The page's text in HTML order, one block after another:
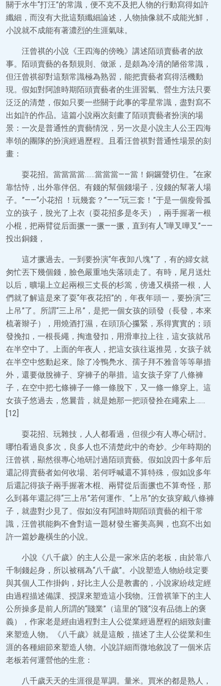
關于水牛“打汪”的常識，便不克不及把人物的行動寫得如許
纖細，而沒有大批這類纖細論述，人物抽像就不成能光鮮，
小說就不成能有著濃烈的生涯氣味。
汪曾祺的小說《王四海的傍晚》講述陌頭賣藝者的故
事。陌頭賣藝的各類規則、做派，是頗為冷清的陋俗常識，
但汪曾祺卻對這類常識極為熟習，能把賣藝者寫得活機動
現。假如對阿誰時期陌頭賣藝者的生涯習氣、營生方法只要
泛泛的清楚，假如只要一些關于此事的零星常識，盡對寫不
出如許的作品。這篇小說兩次刻畫了陌頭賣藝者扮演的場
景：一次是普通性的賣藝情況，另一次是小說主人公王四海
率領的團隊的扮演經過歷程。且看汪曾祺對普通性場景的刻
畫：
耍花招。當當當當……當當當——當！銅鑼聲切住。“在家
靠怙恃，出外靠伴侶。有錢的幫個錢場子，沒錢的幫著人場
子。”——“小花招 ！玩幾套？”——“玩三套！”于是一個瘦骨孤
立的孩子，脫光了上衣（耍花招多是冬天），兩手握著一根
小棍，把兩臂從后面撅——撅——撅，直到有人“嘩叉嘩叉”——
投出銅錢，
這才撅過去。一到要扮演“年夜卸八塊”了，有的婦女就
匆忙丟下幾個錢，臉色嚴重地失落頭走了。有時，尾月送灶
以后，曠場上立起兩根三丈長的杉篙，傍邊又橫搭一根，人
們就了解這是來了耍“年夜花招”的，年夜年頭一，要扮演“三
上吊”了。所謂“三上吊”，是把一個女孩的頭發（長發，本來
梳著辮子），用燒酒打濕，在頭頂心攥緊，系得實實的；頭
發挽扣，一根長繩，掏進發扣，用滑車拉上往，這女孩就吊
在半空中了。上面的年夜人，把這女孩往返推晃，女孩子就
在半空中悠動起來。除了冷鴨鳧水、孺子拜不雅音等等舉措
外，還要做脫褲子、穿褲子的舉措。這女孩子穿了八條褲
子，在空中把七條褲子一條一條脫下，又一條一條穿上。這
女孩子悠過去，悠曩昔，就是她那一把頭發拴在繩索上……
[12]
耍花招、玩雜技，人人都看過，但很少有人專心研討。
哪怕看過良多次，良多人也不清楚此中的奇妙。少年時期的
汪曾祺，顯然很專心地研討過陌頭賣藝。假如說四十多年后
還記得賣藝者如何收場、若何呼喊還不算特殊，假如說多年
后還記得孩子兩手握著木棍、兩臂從后面撅也不算奇怪，那
么到暮年還記得“三上吊”若何運作、“上吊”的女孩穿戴八條褲
子，就盡對少見了。假如沒有阿誰時期陌頭賣藝的相干常
識，汪曾祺能夠不會對這一題材發生審美高興，也寫不出如
許一篇妙趣橫生的小說。
小說《八千歲》的主人公是一家米店的老板，由於靠八
千制錢起身，所以被稱為“八千歲”。小說塑造人物紛歧定要
與其個人工作掛鉤，好比主人公是教書的，小說家紛歧定經
由過程描述備課、授課來塑造這小我物。汪曾祺筆下的主人
公所操多是前人所謂的“賤業”（這里的“賤”沒有品德上的褒
義），作家老是經由過程對主人公從業經過歷程的細致刻畫
來塑造人物。《八千歲》就是這般，描述了主人公從業和生
涯的各種細節來塑造人物。小說詳細而微地敘說了一個米店
老板若何運營他的生意：
八千歲天天的生涯很是單調。量米。買米的都是熟人，